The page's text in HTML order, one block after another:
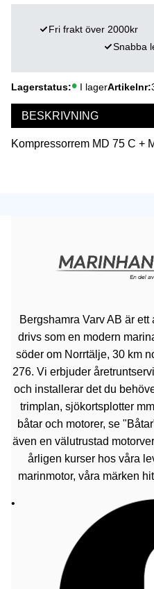
Lagerstatus I lagerArtikelnr
Fri frakt över 2000kr
Snabba
BESKRIVNING
Kompressorrem MD 75 C +
Bergshamra Varv AB är
drivs som en modern
söder om Norrtälje, 30 km
276. Vi erbjuder
och installerar det du
trimplan, sjökortsplotter
båtar och motorer, se
även en välutrustad
årligen kurser hos våra
marinmotor, våra märken